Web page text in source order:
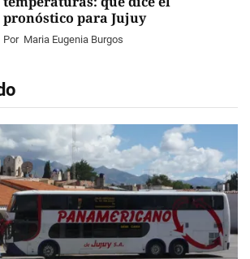
pronóstico para Jujuy
Por Maria Eugenia Burgos